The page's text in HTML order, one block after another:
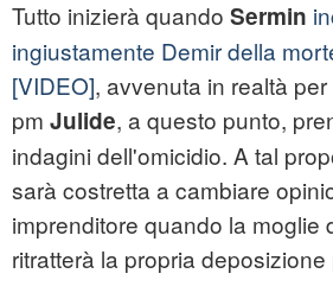
Tutto inizierà quando Sermin
ingiustamente Demir della
[VIDEO], avvenuta in realtà
pm Julide, a questo punto,
indagini dell'omicidio. A tal
sarà costretta a cambiare
imprenditore quando la moglie
ritratterà la propria